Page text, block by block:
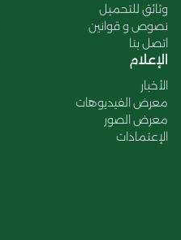
وثائق للتحميل
نصوص و قوانين
اتصل بنا
الإعلام
الأخبار
معرض الفيديوهات
معرض الصور
الإعتمادات